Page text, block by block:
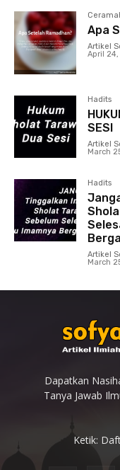
Apa
Artikel
April
Hadits
SESI
Artikel
March
Hadits
Artikel
March
Dapatkan
Tanya Jawab
Ketik: